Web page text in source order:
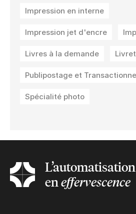
Impression en interne
Impression jet d'encre
Livres à la demande
Publipostage et
Spécialité photo
L’automatisation
eneffervescence